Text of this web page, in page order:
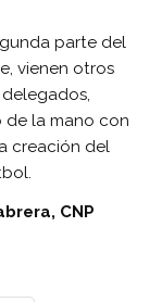
parte del
vienen otros
de la mano con
creación del
CNP